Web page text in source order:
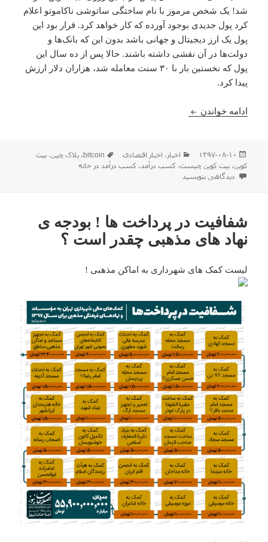
شد! یک شخص مرموز با نام ساختگی ساتوشی ناکاموتو اعلام
کرد پول جدیدی بوجود آورده که کار خواهد کرد. قرار بود این
پول یک ارز دیجیتال و جهانی باشد بدون این که بانک‌ها و
دولت‌ها در آن نقشی داشته باشند. حالا پس از ده سال این
پول که نخستین بار با ۳۰ سنت معامله شد، هزاران دلار ارزش
پیدا کرد.
ادامه خواندن مقاله و معرفی : کسب درآمد به روش بیت کوین
ارسال
شده
در
۱۳۹۷-۰۸-۱۰ دسته‌ها
اخبار ، اخبار اقتصادی برچسب‌ها
bitcoin ،بلاک چین،بیت
کوین،بیت کوین چیست، کسب درآمد، کسب درآمد در خانه
برای مقاله و معرفی : کسب درآمد به روش بیت کوین
دیدگاهی بنویسید
شفافیت در پرداخت ها ! بودجه ی
نهاد های مذهبی چقدر است ؟‌
لیست کمک های شهرداری به اماکن مذهبی !